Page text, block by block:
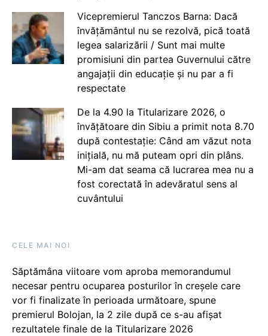
Vicepremierul Tanczos Barna: Dacă
învățământul nu se rezolvă, pică toată
legea salarizării / Sunt mai multe
promisiuni din partea Guvernului către
angajații din educație și nu par a fi
respectate
De la 4.90 la Titularizare 2026, o
învățătoare din Sibiu a primit nota 8.70
după contestație: Când am văzut nota
inițială, nu mă puteam opri din plâns.
Mi-am dat seama că lucrarea mea nu a
fost corectată în adevăratul sens al
cuvântului
CELE MAI NOI
Săptămâna viitoare vom aproba memorandumul
necesar pentru ocuparea posturilor în creșele care
vor fi finalizate în perioada următoare, spune
premierul Bolojan, la 2 zile după ce s-au afișat
rezultatele finale de la Titularizare 2026